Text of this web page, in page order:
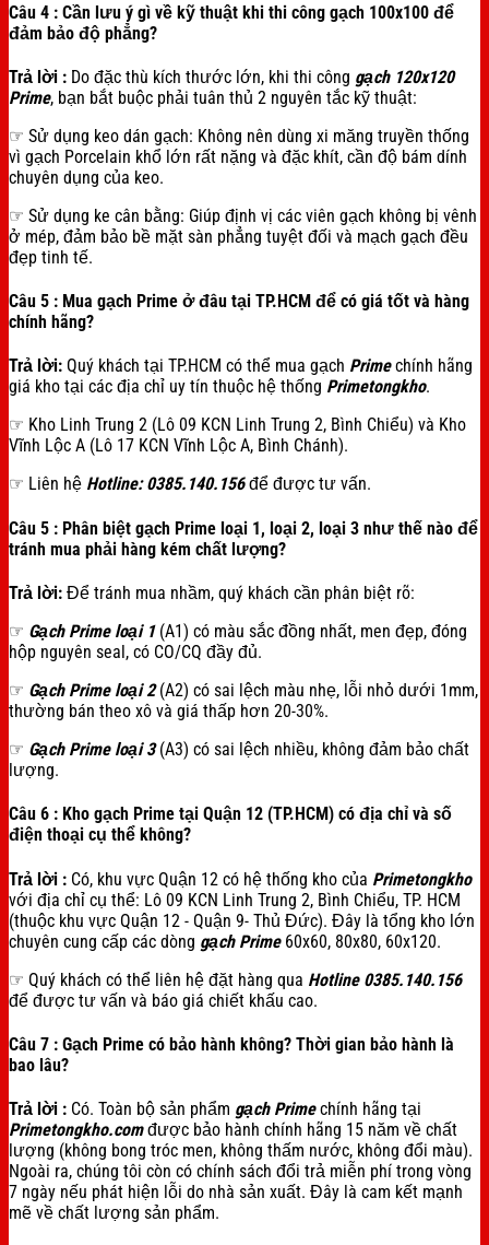
Câu 4 : Cần lưu ý gì về kỹ thuật khi thi công gạch 100x100 để
đảm bảo độ phẳng?
Trả lời : Do đặc thù kích thước lớn, khi thi công gạch 120x120
Prime, bạn bắt buộc phải tuân thủ 2 nguyên tắc kỹ thuật:
☞ Sử dụng keo dán gạch: Không nên dùng xi măng truyền thống
vì gạch Porcelain khổ lớn rất nặng và đặc khít, cần độ bám dính
chuyên dụng của keo.
☞ Sử dụng ke cân bằng: Giúp định vị các viên gạch không bị vênh
ở mép, đảm bảo bề mặt sàn phẳng tuyệt đối và mạch gạch đều
đẹp tinh tế.
Câu 5 : Mua gạch Prime ở đâu tại TP.HCM để có giá tốt và hàng
chính hãng?
Trả lời: Quý khách tại TP.HCM có thể mua gạch Primechính hãng
giá kho tại các địa chỉ uy tín thuộc hệ thống Primetongkho.
☞ Kho Linh Trung 2 (Lô 09 KCN Linh Trung 2, Bình Chiểu) và Kho
Vĩnh Lộc A (Lô 17 KCN Vĩnh Lộc A, Bình Chánh).
☞ Liên hệ Hotline: 0385.140.156 để được tư vấn.
Câu 5 : Phân biệt gạch Prime loại 1, loại 2, loại 3 như thế nào để
tránh mua phải hàng kém chất lượng?
Trả lời: Để tránh mua nhầm, quý khách cần phân biệt rõ:
☞ Gạch Prime loại 1 (A1) có màu sắc đồng nhất, men đẹp, đóng
hộp nguyên seal, có CO/CQ đầy đủ.
☞ Gạch Prime loại 2(A2) có sai lệch màu nhẹ, lỗi nhỏ dưới 1mm,
thường bán theo xô và giá thấp hơn 20-30%.
☞ Gạch Prime loại 3 (A3) có sai lệch nhiều, không đảm bảo chất
lượng.
Câu 6 : Kho gạch Prime tại Quận 12 (TP.HCM) có địa chỉ và số
điện thoại cụ thể không?
Trả lời : Có, khu vực Quận 12 có hệ thống kho của Primetongkho
với địa chỉ cụ thể: Lô 09 KCN Linh Trung 2, Bình Chiểu, TP. HCM
(thuộc khu vực Quận 12 - Quận 9- Thủ Đức). Đây là tổng kho lớn
chuyên cung cấp các dòng gạch Prime 60x60, 80x80, 60x120.
☞ Quý khách có thể liên hệ đặt hàng qua Hotline 0385.140.156
để được tư vấn và báo giá chiết khấu cao.
Câu 7 : Gạch Prime có bảo hành không? Thời gian bảo hành là
bao lâu?
Trả lời : Có. Toàn bộ sản phẩm gạch Primechính hãng tại
Primetongkho.comđược bảo hành chính hãng 15 năm về chất
lượng (không bong tróc men, không thấm nước, không đổi màu).
Ngoài ra, chúng tôi còn có chính sách đổi trả miễn phí trong vòng
7 ngày nếu phát hiện lỗi do nhà sản xuất. Đây là cam kết mạnh
mẽ về chất lượng sản phẩm.